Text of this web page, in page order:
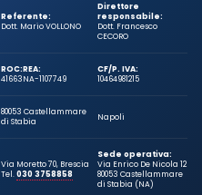
Referente:
Dott. Mario VOLLONO
Direttore
responsabile:
Dott. Francesco
CECORO
ROC:
41663
REA:
NA-1107749
CF/P. IVA:
10464981215
80053 Castellammare
di Stabia
Napoli
Via Moretto 70, Brescia
Tel.030 3758858
Sede operativa:
Via Enrico De Nicola 12
80053 Castellammare
di Stabia (NA)